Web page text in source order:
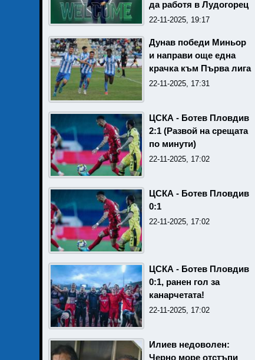
да работя в Лудогорец
22-11-2025, 19:17
Дунав победи Миньор
и направи още една
крачка към Първа лига
22-11-2025, 17:31
ЦСКА - Ботев Пловдив
2:1 (Развой на срещата
по минути)
22-11-2025, 17:02
ЦСКА - Ботев Пловдив
0:1
22-11-2025, 17:02
ЦСКА - Ботев Пловдив
0:1, ранен гол за
канарчетата!
22-11-2025, 17:02
Илиев недоволен:
Черно море отстъпи